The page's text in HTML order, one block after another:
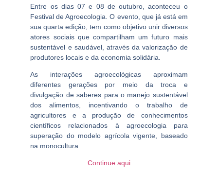
Entre os dias 07 e 08 de outubro, aconteceu o
Festival de Agroecologia. O evento, que já está em
sua quarta edição, tem como objetivo unir diversos
atores sociais que compartilham um futuro mais
sustentável e saudável, através da valorização de
produtores locais e da economia solidária.
As interações agroecológicas aproximam
diferentes gerações por meio da troca e
divulgação de saberes para o manejo sustentável
dos alimentos, incentivando o trabalho de
agricultores e a produção de conhecimentos
científicos relacionados à agroecologia para
superação do modelo agrícola vigente, baseado
na monocultura.
Continue aqui